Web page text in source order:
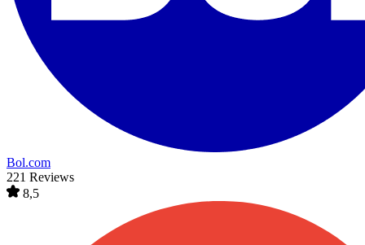
Bol.com
221 Reviews
8,5